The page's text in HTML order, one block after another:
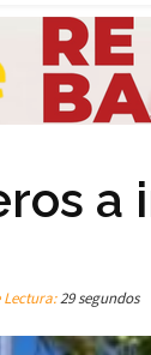
a
Lectura:29 segundos